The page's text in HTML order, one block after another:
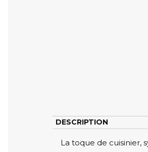
DESCRIPTION
La toque de cuisinier,